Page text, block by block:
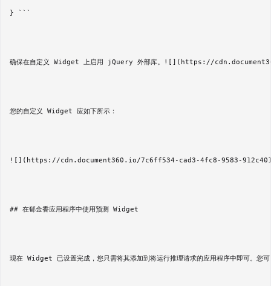
} ```
确保在自定义 Widget 上启用 jQuery 外部库。![](https://
您的自定义 Widget 应如下所示：
![](https://cdn.document360.io/7c6ff534-cad3-4fc8-9583-
## 在郁金香应用程序中使用预测 Widget
现在 Widget 已设置完成，您只需将其添加到将运行推理请求的应用程序中即可。您可